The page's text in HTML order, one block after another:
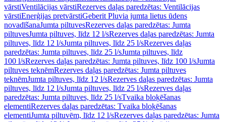
vārstiVentilācijas vārstiRezerves daļas paredzētas: Ventilācijas
vārstiEnerģijas pretvārstiGeberit Pluvia jumta lietus ūdens
novadīšanaJumta piltuvesRezerves daļas paredzētas: Jumta
piltuvesJumta piltuves, līdz 12 l/sRezerves daļas paredzētas: Jumta
piltuves, līdz 12 l/sJumta piltuves, līdz 25 l/sRezerves daļas
paredzētas: Jumta piltuves, līdz 25 l/sJumta piltuves, līdz
100 l/sRezerves daļas paredzētas: Jumta piltuves, līdz 100 l/sJumta
piltuves teknēmRezerves daļas paredzētas: Jumta piltuves
teknēmJumta piltuves, līdz 12 l/sRezerves daļas paredzētas: Jumta
piltuves, līdz 12 l/sJumta piltuves, līdz 25 l/sRezerves daļas
paredzētas: Jumta piltuves, līdz 25 l/sTvaika bloķēšanas
elementiRezerves daļas paredzētas: Tvaika bloķēšanas
elementiJumta piltuvēm, līdz 12 l/sRezerves daļas paredzētas: Jumta